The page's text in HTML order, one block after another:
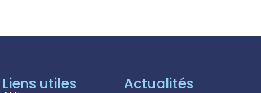
Liens utiles Actualités